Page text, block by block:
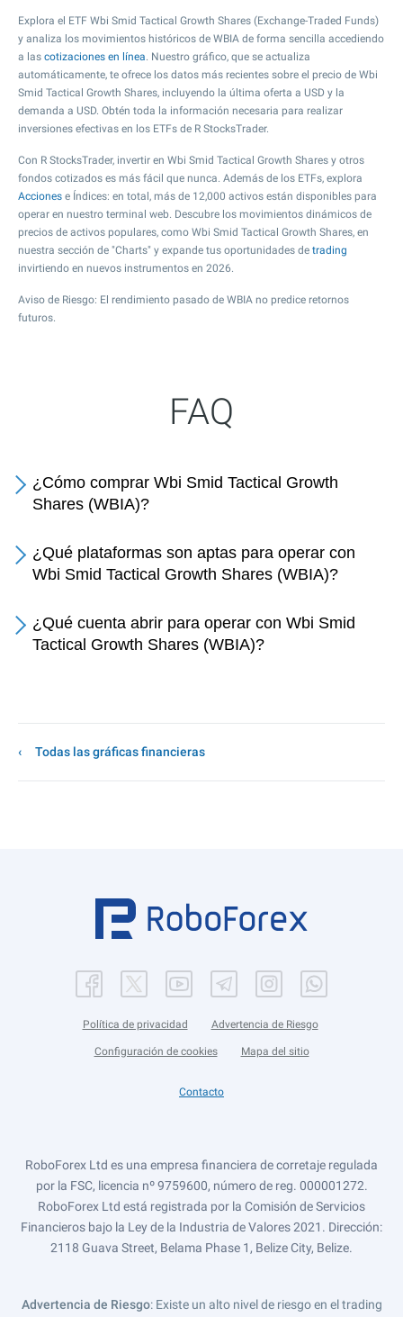
Explora el ETF Wbi Smid Tactical Growth Shares (Exchange-Traded Funds)
y analiza los movimientos históricos de WBIA de forma sencilla accediendo
a las cotizaciones en línea. Nuestro gráfico, que se actualiza
automáticamente, te ofrece los datos más recientes sobre el precio de Wbi
Smid Tactical Growth Shares, incluyendo la última oferta a USD y la
demanda a USD. Obtén toda la información necesaria para realizar
inversiones efectivas en los ETFs de R StocksTrader.
Con R StocksTrader, invertir en Wbi Smid Tactical Growth Shares y otros
fondos cotizados es más fácil que nunca. Además de los ETFs, explora
Acciones e Índices: en total, más de 12,000 activos están disponibles para
operar en nuestro terminal web. Descubre los movimientos dinámicos de
precios de activos populares, como Wbi Smid Tactical Growth Shares, en
nuestra sección de "Charts" y expande tus oportunidades de trading
invirtiendo en nuevos instrumentos en 2026.
Aviso de Riesgo: El rendimiento pasado de WBIA no predice retornos
futuros.
FAQ
¿Cómo comprar Wbi Smid Tactical Growth
Shares (WBIA)?
¿Qué plataformas son aptas para operar con
Wbi Smid Tactical Growth Shares (WBIA)?
¿Qué cuenta abrir para operar con Wbi Smid
Tactical Growth Shares (WBIA)?
Todas las gráficas financieras
Política de privacidad Advertencia de Riesgo
Configuración de cookies Mapa del sitio
Contacto
RoboForex Ltd es una empresa financiera de corretaje regulada
por la FSC, licencia nº 9759600, número de reg. 000001272.
RoboForex Ltd está registrada por la Comisión de Servicios
Financieros bajo la Ley de la Industria de Valores 2021. Dirección:
2118 Guava Street, Belama Phase 1, Belize City, Belize.
Advertencia de Riesgo: Existe un alto nivel de riesgo en el trading